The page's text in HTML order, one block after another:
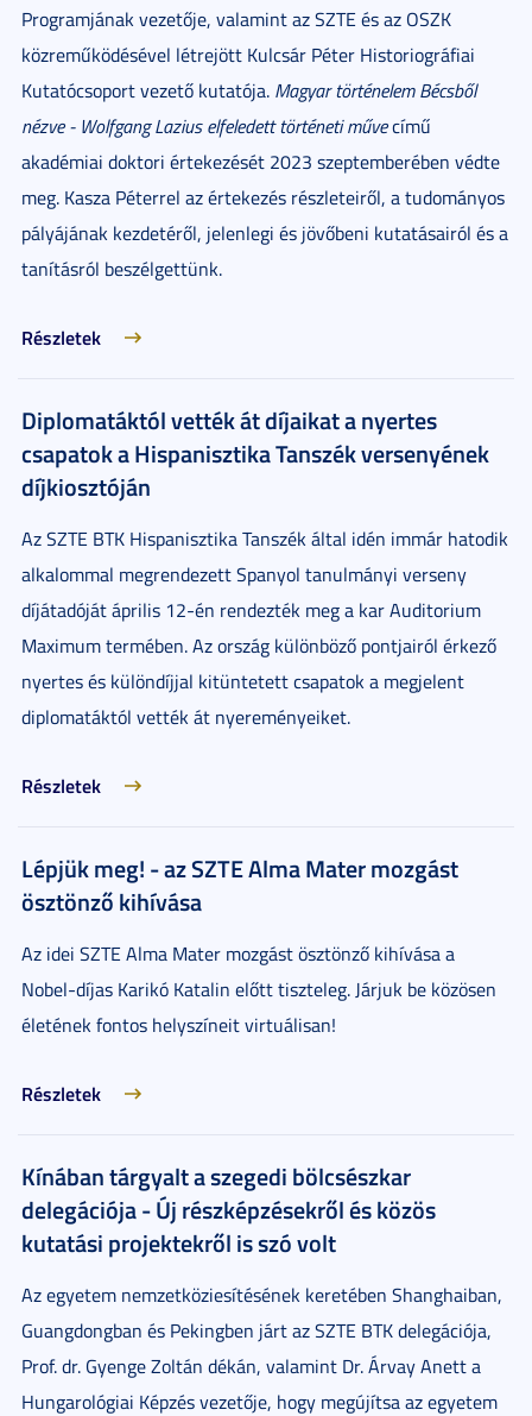
Programjának vezetője, valamint az SZTE és az OSZK
közreműködésével létrejött Kulcsár Péter Historiográfiai
Kutatócsoport vezető kutatója. Magyar történelem Bécsből
nézve - Wolfgang Lazius elfeledett történeti művecímű
akadémiai doktori értekezését 2023 szeptemberében védte
meg. Kasza Péterrel az értekezés részleteiről, a tudományos
pályájának kezdetéről, jelenlegi és jövőbeni kutatásairól és a
tanításról beszélgettünk.
Részletek
Diplomatáktól vették át díjaikat a nyertes
csapatok a Hispanisztika Tanszék versenyének
díjkiosztóján
Az SZTE BTK Hispanisztika Tanszék által idén immár hatodik
alkalommal megrendezett Spanyol tanulmányi verseny
díjátadóját április 12-én rendezték meg a kar Auditorium
Maximum termében. Az ország különböző pontjairól érkező
nyertes és különdíjjal kitüntetett csapatok a megjelent
diplomatáktól vették át nyereményeiket.
Részletek
Lépjük meg! - az SZTE Alma Mater mozgást
ösztönző kihívása
Az idei SZTE Alma Mater mozgást ösztönző kihívása a
Nobel-díjas Karikó Katalin előtt tiszteleg. Járjuk be közösen
életének fontos helyszíneit virtuálisan!
Részletek
Kínában tárgyalt a szegedi bölcsészkar
delegációja - Új részképzésekről és közös
kutatási projektekről is szó volt
Az egyetem nemzetköziesítésének keretében Shanghaiban,
Guangdongban és Pekingben járt az SZTE BTK delegációja,
Prof. dr. Gyenge Zoltán dékán, valamint Dr. Árvay Anett a
Hungarológiai Képzés vezetője, hogy megújítsa az egyetem